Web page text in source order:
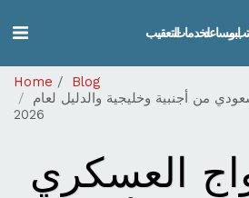
ابو مساعد لخدمات التعقيب
Home
Blog
من أجنبية وخليجية والدليل لعام
2026
العسكري